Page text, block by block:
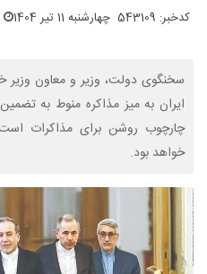
کدخبر: 543109 چهارشنبه 11 تیر 1404
سخنگوی دولت، وزیر و معاون وزیر
ایران به میز مذاکره منوط به
چارچوب روشن برای مذاکرات
خواهد بود.